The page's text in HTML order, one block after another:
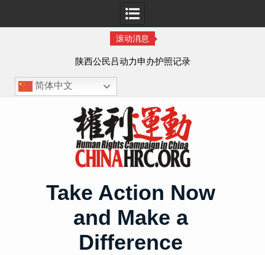
滚动消息
陕西公民吕动力申办护照记录
简体中文
Take Action Now
and Make a
Difference